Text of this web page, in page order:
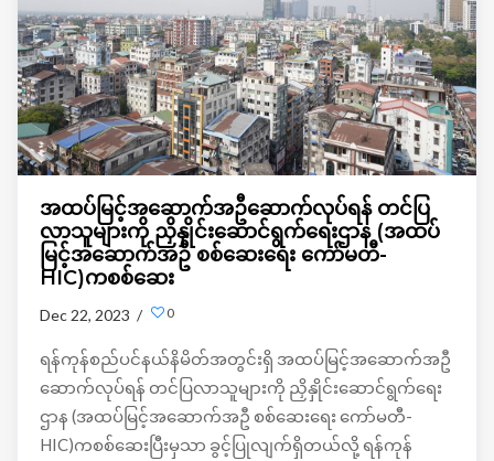
အထပ်မြင့်အဆောက်အဦဆောက်လုပ်ရန် တင်ပြ
လာသူများကို ညှိနှိုင်းဆောင်ရွက်ရေးဌာန (အထပ်
မြင့်အဆောက်အဦ စစ်ဆေးရေး ကော်မတီ-
HIC)ကစစ်ဆေး
Dec 22, 2023 / 0
ရန်ကုန်စည်ပင်နယ်နိမိတ်အတွင်းရှိ အထပ်မြင့်အဆောက်အဦ
ဆောက်လုပ်ရန် တင်ပြလာသူများကို ညှိနှိုင်းဆောင်ရွက်ရေး
ဌာန (အထပ်မြင့်အဆောက်အဦ စစ်ဆေးရေး ကော်မတီ-
HIC)ကစစ်ဆေးပြီးမှသာ ခွင့်ပြုလျက်ရှိတယ်လို့ ရန်ကုန်